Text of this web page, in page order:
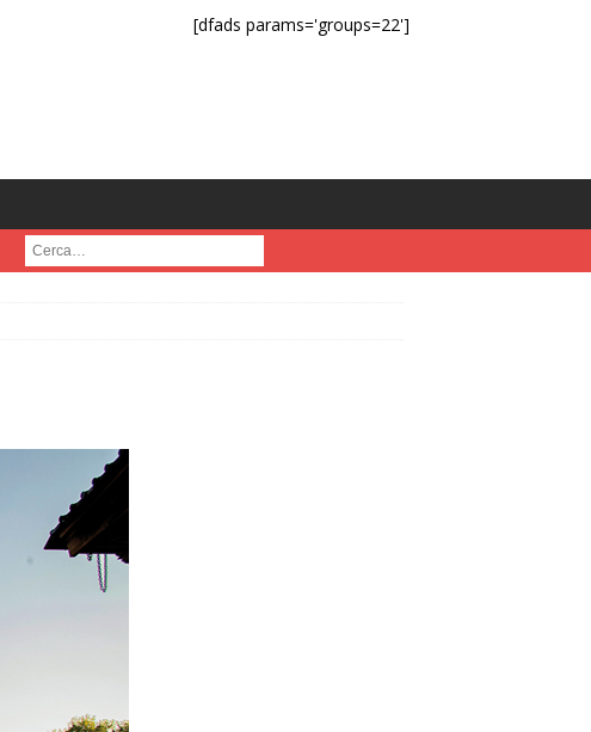
[dfads params='groups=22']
Cerca :